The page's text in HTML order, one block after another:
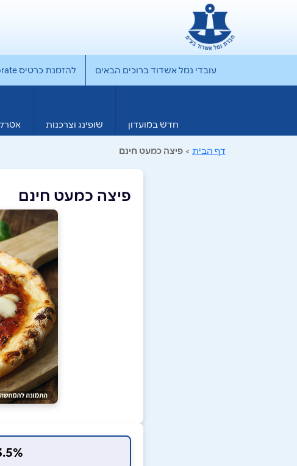
עובדי נמל אשדוד ברוכים הבאים להזמנת כרטיס corporate
חדש במועדון שופינג וצרכנות
דף הבית > פיצה כמעט חינם
פיצה כמעט חינם
3.5% הנחה אוטומטית למשלמים